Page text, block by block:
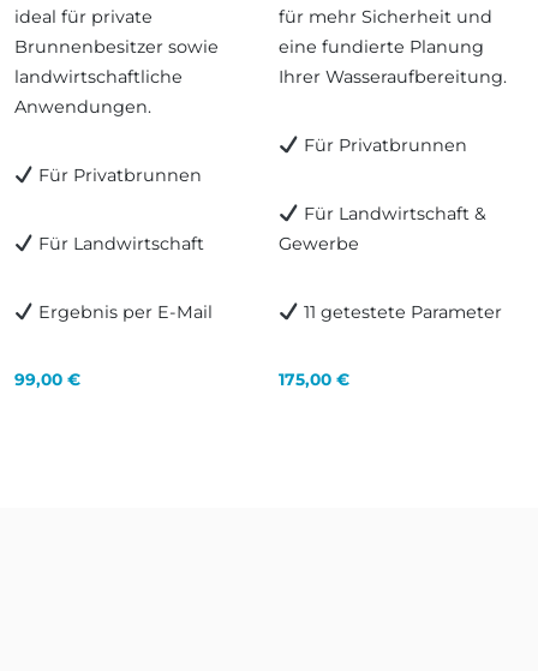
ideal für private
Brunnenbesitzer sowie
landwirtschaftliche
Anwendungen.
Für Privatbrunnen
Für Landwirtschaft
Ergebnis per E-Mail
99,00 €
für mehr Sicherheit und
eine fundierte Planung
Ihrer Wasseraufbereitung.
Für Privatbrunnen
Für Landwirtschaft &
Gewerbe
11 getestete Parameter
175,00€